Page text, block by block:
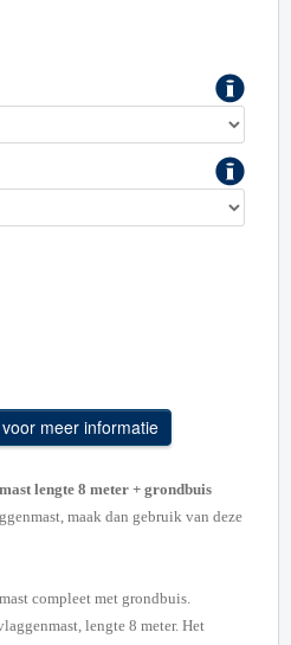
lengte 8 meter + grondbuis
maak dan gebruik van deze
compleet met grondbuis.
lengte 8 meter. Het